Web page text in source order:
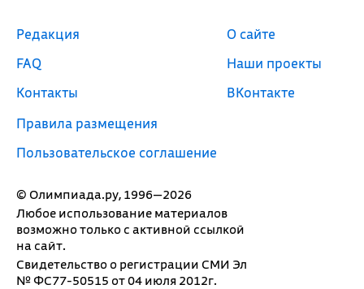
© Олимпиада.ру, 1996—2026
Любое использование материалов
возможно только с активной ссылкой
на сайт.
Свидетельство о регистрации СМИ Эл
№ ФС77-50515 от 04 июля 2012г.
Редакция
FAQ
Контакты
Правила размещения
Пользовательское соглашение
О сайте
Наши проекты
ВКонтакте